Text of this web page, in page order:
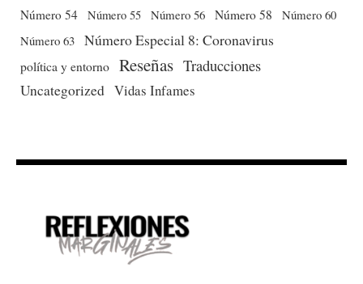
Número 54 Número 55 Número 56 Número 58
Número 60
Número 63 Número Especial 8: Coronavirus
política y entorno Reseñas Traducciones
Uncategorized Vidas Infames